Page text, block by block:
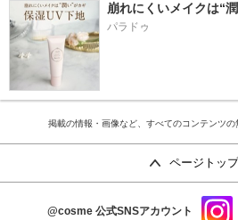
崩れにくいメイクは“
パラドゥ
掲載の情報・画像など、すべてのコンテンツの
ページトッ
@cosme 公式SNSアカウント